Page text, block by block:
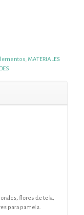
, MATERIALES
flores de tela,
para pamela.